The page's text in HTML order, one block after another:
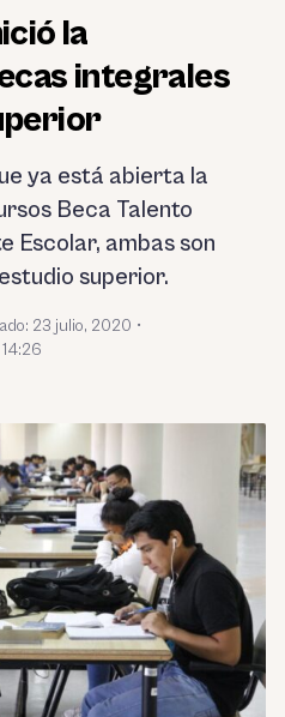
la
integrales
ya está abierta la
Beca Talento
Escolar, ambas son
superior.
23 julio, 2020 •